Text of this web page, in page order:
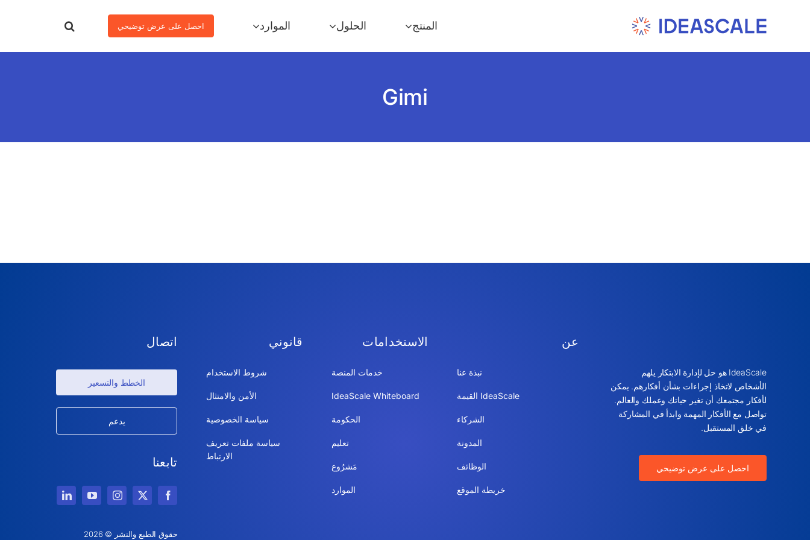
المنتج الحلول الموارد احصل على عرض توضيحي
Gimi
IdeaScale هو حل لإدارة الابتكار يلهم
الأشخاص لاتخاذ إجراءات بشأن أفكارهم. يمكن
لأفكار مجتمعك أن تغير حياتك وعملك والعالم.
تواصل مع الأفكار المهمة وابدأ في المشاركة
في خلق المستقبل.
احصل على عرض توضيحي
عن
نبذة عنا
IdeaScale القيمة
الشركاء
المدونة
الوظائف
خريطة الموقع
الاستخدامات
خدمات المنصة
IdeaScale Whiteboard
الحكومة
تعليم
مَشرُوع
الموارد
قانوني
شروط الاستخدام
الأمن والامتثال
سياسة الخصوصية
سياسة ملفات تعريف
الارتباط
اتصال
الخطط والتسعير
يدعم
تابعنا
حقوق الطبع والنشر © 2026